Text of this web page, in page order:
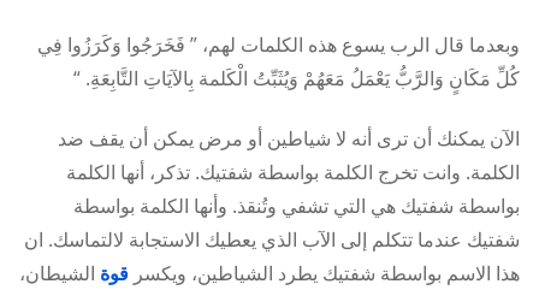
وبعدما قال الرب يسوع هذه الكلمات لهم، ” فَخَرَجُوا وَكَرَزُوا فِي
كُلِّ مَكَانٍ وَالرَّبُّ يَعْمَلُ مَعَهُمْ وَيُثَبِّتُ الْكَلمة بِالآيَاتِ التَّابِعَةِ. “
الآن يمكنك أن ترى أنه لا شياطين أو مرض يمكن أن يقف ضد
الكلمة. وانت تخرج الكلمة بواسطة شفتيك. تذكر، أنها الكلمة
بواسطة شفتيك هي التي تشفي وتُنقذ. وأنها الكلمة بواسطة
شفتيك عندما تتكلم إلى الآب الذي يعطيك الاستجابة لالتماسك. ان
هذا الاسم بواسطة شفتيك يطرد الشياطين، ويكسر قوة الشيطان،